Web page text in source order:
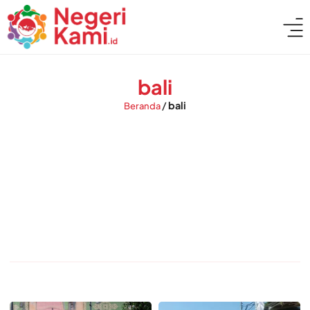
bali
Beranda/bali